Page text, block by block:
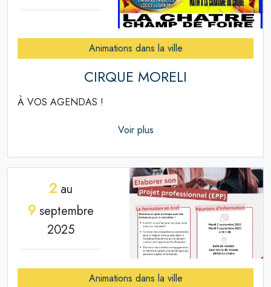
Animations dans la ville
CIRQUE MORELI
À VOS AGENDAS !
Voir plus
2 au
9 septembre
2025
Animations dans la ville